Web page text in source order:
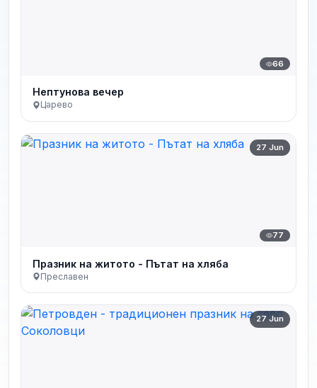
66
Нептунова вечер
Царево
27 Jun
77
Празник на житото - Пътат на хляба
Преславен
27 Jun